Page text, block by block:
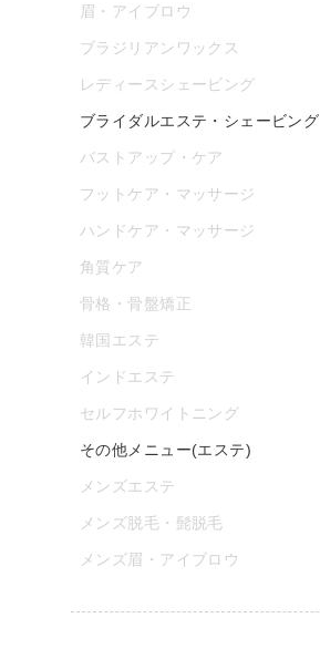
眉・アイブロウ
ブラジリアンワックス
レディースシェービング
ブライダルエステ・シェービング
バストアップ・ケア
フットケア・マッサージ
ハンドケア・マッサージ
角質ケア
骨格・骨盤矯正
韓国エステ
インドエステ
セルフホワイトニング
その他メニュー(エステ)
メンズエステ
メンズ脱毛・髭脱毛
メンズ眉・アイブロウ